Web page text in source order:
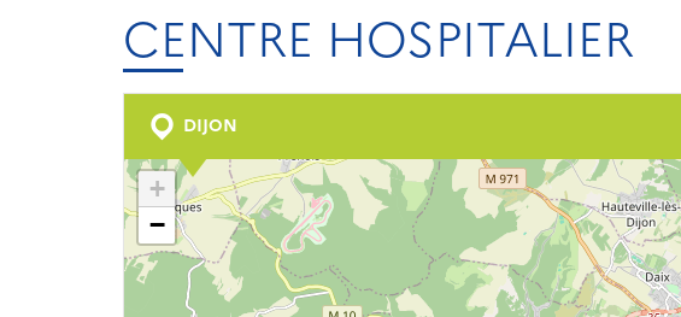
CENTRE HOSPITALIER
DIJON
+
−